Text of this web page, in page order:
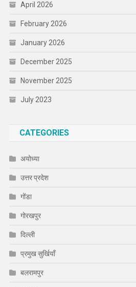
April 2026
February 2026
January 2026
December 2025
November 2025
July 2023
CATEGORIES
अयोध्या
उत्तर प्रदेश
गोंडा
गोरखपुर
दिल्ली
प्रमुख सुर्खियाँ
बलरामपुर